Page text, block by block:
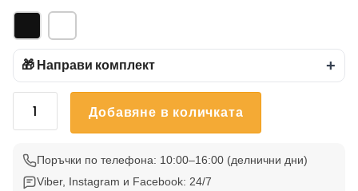
🎁 Направи комплект +
количество
Бретонски
Шпаньол
Добавяне в количката
Поръчки по телефона: 10:00–16:00 (делнични дни)
Viber, Instagram и Facebook: 24/7